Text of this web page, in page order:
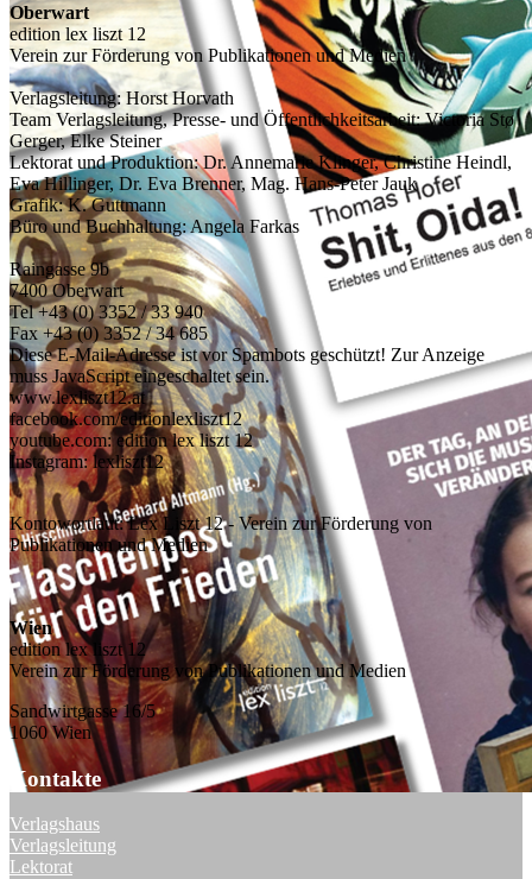
Oberwart
edition lex liszt 12
Verein zur Förderung von Publikationen und Medien
Verlagsleitung: Horst Horvath
Team Verlagsleitung, Presse- und Öffentlichkeitsarbeit: Victoria Stø
Gerger, Elke Steiner
Lektorat und Produktion: Dr. Annemarie Klinger, Christine Heindl,
Eva Hillinger, Dr. Eva Brenner, Mag. Hans-Peter Jauk
Grafik: K. Guttmann
Büro und Buchhaltung: Angela Farkas
Raingasse 9b
7400 Oberwart
Tel +43 (0) 3352 / 33 940
Fax +43 (0) 3352 / 34 685
Diese E-Mail-Adresse ist vor Spambots geschützt! Zur Anzeige
muss JavaScript eingeschaltet sein.
www.lexliszt12.at
facebook.com/editionlexliszt12
youtube.com: edition lex liszt 12
Instagram: lexliszt12
Kontowortlaut: Lex Liszt 12 - Verein zur Förderung von
Publikationen und Medien
Wien
edition lex liszt 12
Verein zur Förderung von Publikationen und Medien
Sandwirtgasse 16/5
1060 Wien
Kontakte
Verlagshaus
Verlagsleitung
Lektorat